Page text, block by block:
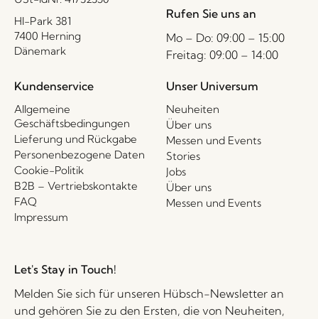
HI-Park 381
7400 Herning
Dänemark
Rufen Sie uns an
Mo – Do: 09:00 – 15:00
Freitag: 09:00 – 14:00
Kundenservice
Allgemeine
Geschäftsbedingungen
Lieferung und Rückgabe
Personenbezogene Daten
Cookie-Politik
B2B – Vertriebskontakte
FAQ
Impressum
Unser Universum
Neuheiten
Über uns
Messen und Events
Stories
Jobs
Über uns
Messen und Events
Let's Stay in Touch!
Melden Sie sich für unseren Hübsch-Newsletter an
und gehören Sie zu den Ersten, die von Neuheiten,